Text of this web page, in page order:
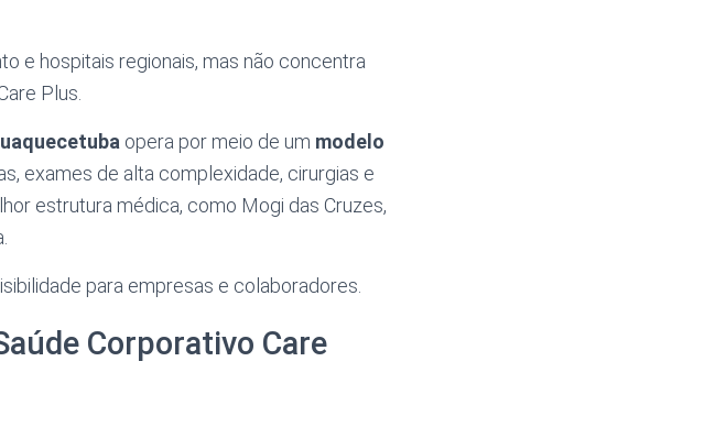
e hospitais regionais, mas não concentra
Plus.
opera por meio de um modelo
exames de alta complexidade, cirurgias e
estrutura médica, como Mogi das Cruzes,
para empresas e colaboradores.
Corporativo Care